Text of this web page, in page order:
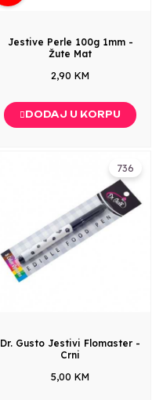
Jestive Perle 100g 1mm -
Žute Mat
2,90 KM
DODAJ U KORPU
736
Dr. Gusto Jestivi Flomaster -
Crni
5,00 KM